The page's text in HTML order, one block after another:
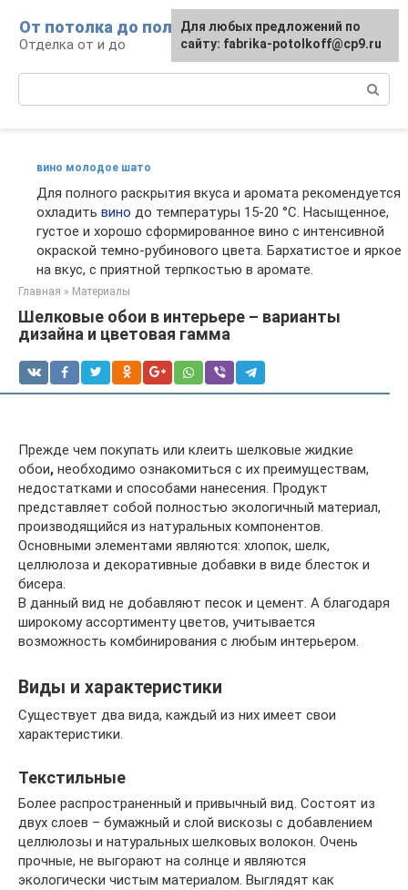
контенту
От потолка до пола
Отделка от и до
вино молодое шато
Для полного раскрытия вкуса и аромата рекомендуется
охладить вино до температуры 15-20 °С. Насыщенное,
густое и хорошо сформированное вино с интенсивной
окраской темно-рубинового цвета. Бархатистое и яркое
на вкус, с приятной терпкостью в аромате.
Главная » Материалы
Шелковые обои в интерьере – варианты
дизайна и цветовая гамма
Прежде чем покупать или клеить шелковые жидкие
обои, необходимо ознакомиться с их преимуществам,
недостатками и способами нанесения. Продукт
представляет собой полностью экологичный материал,
производящийся из натуральных компонентов.
Основными элементами являются: хлопок, шелк,
целлюлоза и декоративные добавки в виде блесток и
бисера.
В данный вид не добавляют песок и цемент. А благодаря
широкому ассортименту цветов, учитывается
возможность комбинирования с любым интерьером.
Виды и характеристики
Существует два вида, каждый из них имеет свои
характеристики.
Текстильные
Более распространенный и привычный вид. Состоят из
двух слоев – бумажный и слой вискозы с добавлением
целлюлозы и натуральных шелковых волокон. Очень
прочные, не выгорают на солнце и являются
экологически чистым материалом. Выглядят как
Для любых предложений по
сайту: fabrika-potolkoff@cp9.ru